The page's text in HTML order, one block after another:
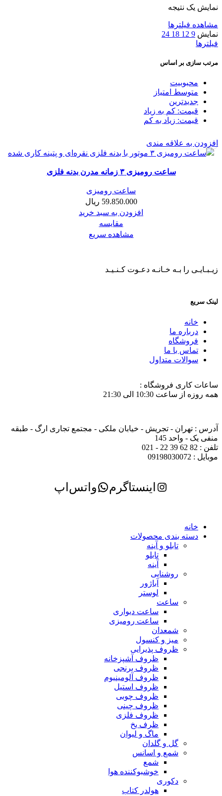
نمایش یک نتیجه
مشاهده فیلترها
نمایش 9
12
18
24
فیلترها
مرتب سازی بر اساس
محبوبیت
متوسط امتیاز
جدیدترین
قیمت: کم به زیاد
قیمت: زیاد به کم
افزودن به علاقه مندی
ساعت رومیزی ۳ زمانه مدرن بدنه فلزی
ساعت رومیزی
59.850.000 ریال
افزودن به سبد خرید
مقایسه
مشاهده سریع
زیـبـایـی را بـه خـانـه دعـوت کـنـیـد
لینک سریع
خانه
درباره ما
فروشگاه
تماس با ما
سوالات متداول
ساعات کاری فروشگاه :
همه روزه از ساعت 10:30 الی 21:30
آدرس : تهران - تجریش - خیابان ملکی - مجتمع تجاری ارگ - طبقه
منفی یک - واحد 145
تلفن : 82 62 39 22 - 021
موبایل : 09198030072
اینستاگرم واتس‌اپ
خانه
دسته بندی محصولات
تابلو و آینه
تابلو
آینه
روشنایی
آباژور
لوستر
ساعت
ساعت دیواری
ساعت رومیزی
شمعدان
میز و کنسول
ظروف پذیرایی
ظروف آشپزخانه
ظروف برنجی
ظروف آلومینیوم
ظروف استیل
ظروف چوبی
ظروف چینی
ظروف فلزی
ظرف یخ
ماگ و لیوان
گل و گلدان
شمع و اسانس
شمع
خوشبوکننده هوا
دکوری
هولدر کتاب